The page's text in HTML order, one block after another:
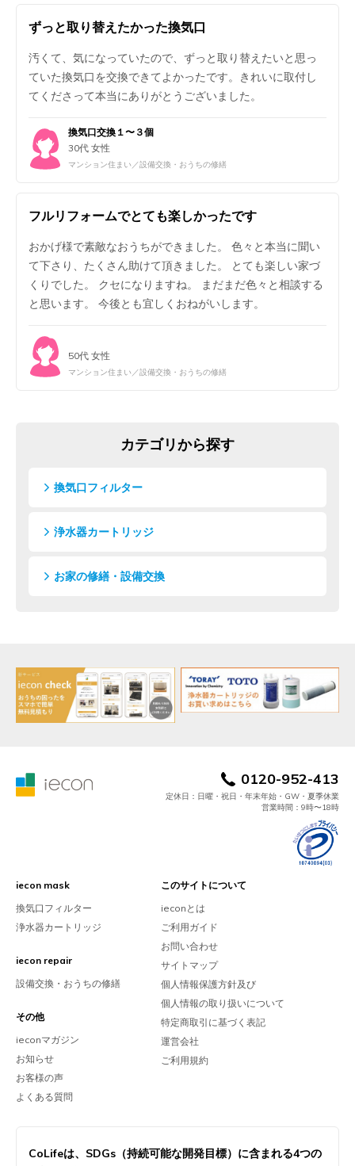
ずっと取り替えたかった換気口
汚くて、気になっていたので、ずっと取り替えたいと思っ
ていた換気口を交換できてよかったです。きれいに取付し
てくださって本当にありがとうございました。
換気口交換１〜３個
30代 女性
マンション住まい／設備交換・おうちの修繕
フルリフォームでとても楽しかったです
おかげ様で素敵なおうちができました。 色々と本当に聞い
て下さり、たくさん助けて頂きました。 とても楽しい家づ
くりでした。 クセになりますね。 まだまだ色々と相談する
と思います。 今後とも宜しくおねがいします。
50代 女性
マンション住まい／設備交換・おうちの修繕
カテゴリから探す
換気口フィルター
浄水器カートリッジ
お家の修繕・設備交換
0120-952-413
定休日：日曜・祝日・年末年始・GW・夏季休業
営業時間：9時〜18時
iecon mask
換気口フィルター
浄水器カートリッジ
iecon repair
設備交換・おうちの修繕
その他
ieconマガジン
お知らせ
お客様の声
よくある質問
このサイトについて
ieconとは
ご利用ガイド
お問い合わせ
サイトマップ
個人情報保護方針及び
個人情報の取り扱いについて
特定商取引に基づく表記
運営会社
ご利用規約
CoLifeは、 SDGs（持続可能な開発目標）に含まれる4つの